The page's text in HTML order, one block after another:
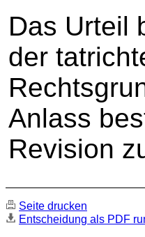
Das Urteil
der
Anlass
Revision
Seite drucken
Entscheidung als PDF